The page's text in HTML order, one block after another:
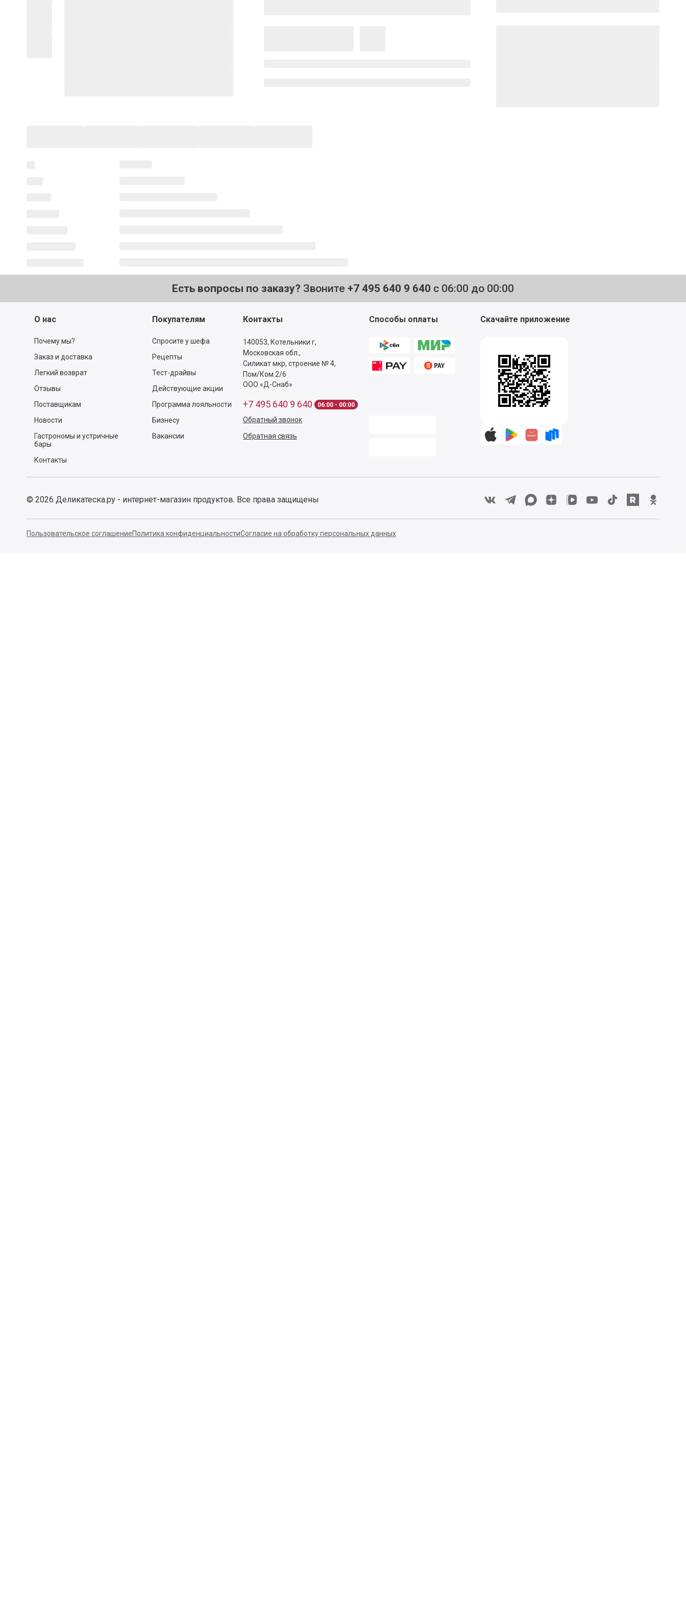
Есть вопросы по заказу? Звоните +7 495 640 9 640 с 06:00 до 00:00
О нас
Почему мы?
Заказ и доставка
Легкий возврат
Отзывы
Поставщикам
Новости
Гастрономы и устричные
бары
Контакты
Покупателям
Спросите у шефа
Рецепты
Тест-драйвы
Действующие акции
Программа лояльности
Бизнесу
Вакансии
Контакты
140053, Котельники г,
Московская обл.,
Силикат мкр, строение № 4,
Пом/Ком 2/6
ООО «Д-Снаб»
+7 495 640 9 640 06:00 - 00:00
Обратный звонок
Обратная связь
Способы оплаты Скачайте приложение
© 2026 Деликатеска.ру - интернет-магазин продуктов. Все права защищены
Пользовательское соглашениеПолитика конфиденциальностиСогласие на обработку персональных данных